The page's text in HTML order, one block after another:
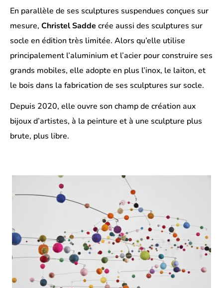
En parallèle de ses sculptures suspendues conçues sur
mesure, Christel Sadde crée aussi des sculptures sur
socle en édition très limitée. Alors qu’elle utilise
principalement l’aluminium et l’acier pour construire ses
grands mobiles, elle adopte en plus l’inox, le laiton, et
le bois dans la fabrication de ses sculptures sur socle.
Depuis 2020, elle ouvre son champ de création aux
bijoux d’artistes, à la peinture et à une sculpture plus
brute, plus libre.